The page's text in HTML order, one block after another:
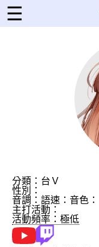
☰
分類：台Ｖ
性別：
音調： 語速： 音色：
主打活動：
活動頻率：極低